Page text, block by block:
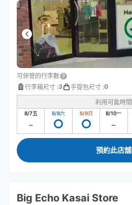
可保管的行李數
行李箱尺寸 :3 手提包尺寸 :0
利用可能時間
8/7五 8/8六 8/9日 8/10一
預約此店舖
Big Echo Kasai Store